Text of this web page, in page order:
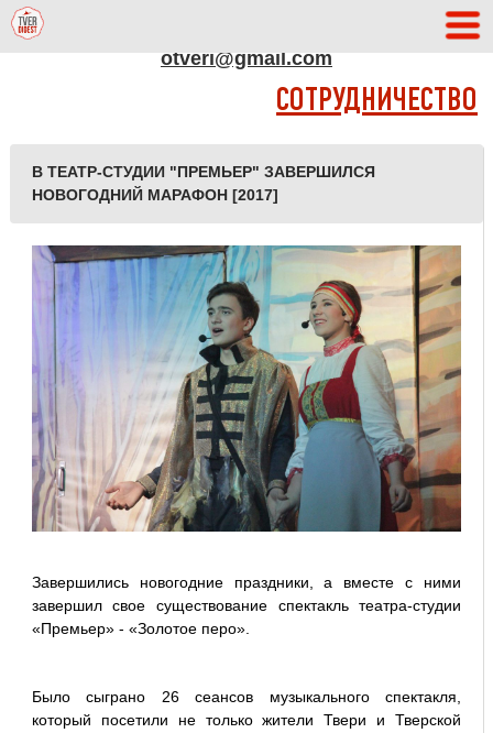
otveri@gmail.com
СОТРУДНИЧЕСТВО
В ТЕАТР-СТУДИИ "ПРЕМЬЕР" ЗАВЕРШИЛСЯ
НОВОГОДНИЙ МАРАФОН [2017]
Завершились новогодние праздники, а вместе с ними
завершил свое существование спектакль театра-студии
«Премьер» - «Золотое перо».
Было сыграно 26 сеансов музыкального спектакля,
который посетили не только жители Твери и Тверской